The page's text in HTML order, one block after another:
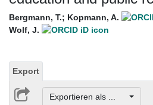
Bergmann, T.; Kopmann, A.
Wolf, J.
Export
Exportieren als ...